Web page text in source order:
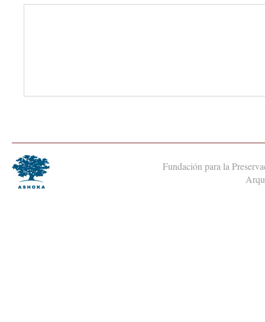
Fundación para la